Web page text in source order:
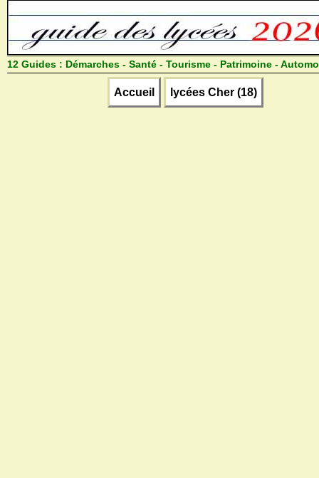
12 Guides : Démarches - Santé - Tourisme - Patrimoine -
Accueil lycées Cher (18)